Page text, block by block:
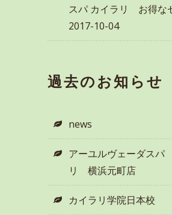
スパ カイラリ お得な
2017-10-04
過去のお知らせ
news
アーユルヴェーダス
リ 横浜元町店
カイラリ学院日本校